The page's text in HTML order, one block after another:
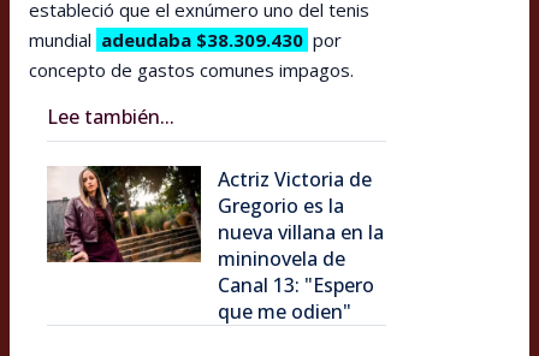
estableció que el exnúmero uno del tenis
mundial adeudaba $38.309.430 por
concepto de gastos comunes impagos.
Lee también...
Actriz Victoria de
Gregorio es la
nueva villana en la
mininovela de
Canal 13: "Espero
que me odien"